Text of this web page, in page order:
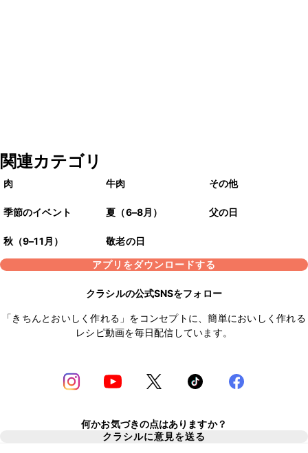
関連カテゴリ
肉 牛肉 その他
季節のイベント 夏（6–8月） 父の日
秋（9–11月）
敬老の日
アプリをダウンロードする
クラシルの公式SNSをフォロー
「きちんとおいしく作れる」をコンセプトに、簡単においしく作れる
レシピ動画を毎日配信しています。
何かお気づきの点はありますか？
クラシルに意見を送る